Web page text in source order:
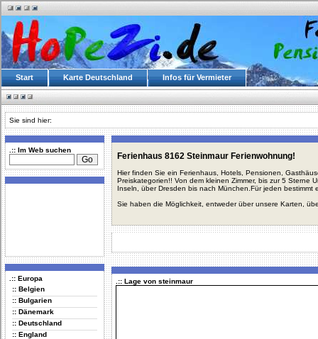
Start Karte Deutschland Infos für Vermieter
Sie sind hier:
.:: Im Web suchen
.:: Europa
:: Belgien
:: Bulgarien
:: Dänemark
:: Deutschland
:: England
Ferienhaus 8162 Steinmaur Ferienwohnung!
Hier finden Sie ein Ferienhaus, Hotels, Pensionen,
Preiskategorien!! Von dem kleinen Zimmer, bis zur 5 Sterne
Inseln, über Dresden bis nach München.Für jeden bestimmt
Sie haben die Möglichkeit, entweder über unsere Karten,
.:: Lage von steinmaur